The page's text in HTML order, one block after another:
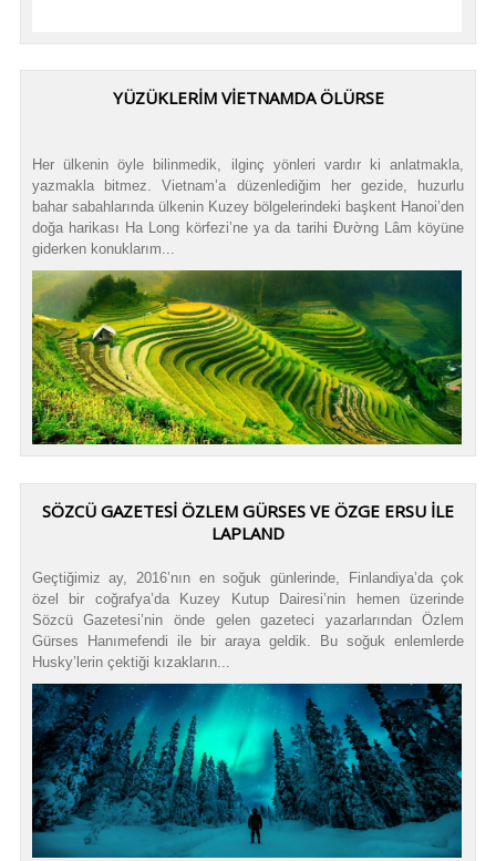
YÜZÜKLERİM VİETNAMDA ÖLÜRSE
Her ülkenin öyle bilinmedik, ilginç yönleri vardır ki anlatmakla,
yazmakla bitmez. Vietnam’a düzenlediğim her gezide, huzurlu
bahar sabahlarında ülkenin Kuzey bölgelerindeki başkent Hanoi’den
doğa harikası Ha Long körfezi’ne ya da tarihi Đường Lâm köyüne
giderken konuklarım...
SÖZCÜ GAZETESİ ÖZLEM GÜRSES VE ÖZGE ERSU İLE
LAPLAND
Geçtiğimiz ay, 2016’nın en soğuk günlerinde, Finlandiya’da çok
özel bir coğrafya’da Kuzey Kutup Dairesi’nin hemen üzerinde
Sözcü Gazetesi’nin önde gelen gazeteci yazarlarından Özlem
Gürses Hanımefendi ile bir araya geldik. Bu soğuk enlemlerde
Husky’lerin çektiği kızakların...